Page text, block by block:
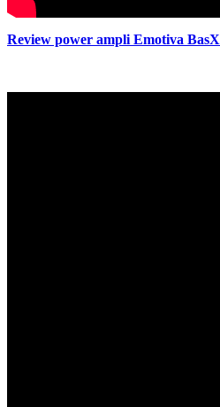
Review power ampli Emotiva